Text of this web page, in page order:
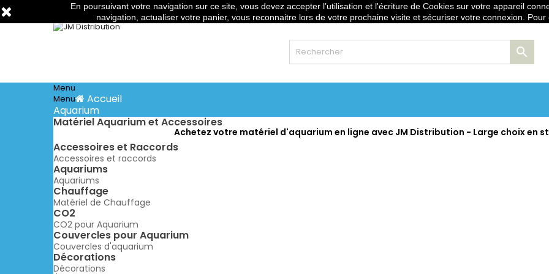
En poursuivant votre navigation sur ce site, vous devez accepter l’utilisation et l'écriture de Cookies sur votre appareil
navigation, actualiser votre panier, vous reconnaitre lors de votre prochaine visite et sécuriser votre connexion.
Téléphone:03 88 91 95 10 Email:commandes@jm-distribution.fr

Menu
Menu
Accueil
Aquarium
Matériel Aquarium et Accessoires
Achetez votre matériel d'aquarium en ligne avec JM Distribution - Large choix en
Accessoires et Raccords
Accessoires et raccords
Aquariums
Aquariums
Chauffage
Matériel de Chauffage
CO2
CO2 pour Aquarium
Couvercles pour Aquarium
Couvercles d'aquarium
Décorations
Décorations